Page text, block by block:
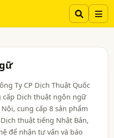
Ty CP Dịch Thuật Quốc
cấp Dịch thuật ngôn ngữ
cung cấp 8 sản phẩm
thuật tiếng Nhật Bản,
để nhận tư vấn và báo